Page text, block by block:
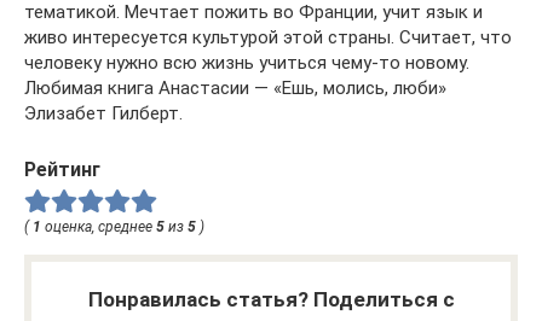
тематикой. Мечтает пожить во Франции, учит язык и
живо интересуется культурой этой страны. Считает, что
человеку нужно всю жизнь учиться чему-то новому.
Любимая книга Анастасии — «Ешь, молись, люби»
Элизабет Гилберт.
Рейтинг
( 1 оценка, среднее 5 из 5 )
Понравилась статья? Поделиться с